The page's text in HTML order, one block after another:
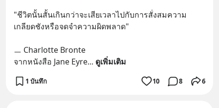
"ชีวิตนั้นสั้นเกินกว่าจะเสียเวลาไปกับการสั่งสมความ
เกลียดชังหรือจดจำความผิดพลาด"
ㅡ Charlotte Bronte
จากหนังสือ Jane Eyre... ดูเพิ่มเติม
1 บันทึก 10 8 6